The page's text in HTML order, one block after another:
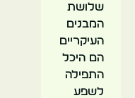
שלושת
המבנים
העיקריים
הם היכל
התפילה
לשפע